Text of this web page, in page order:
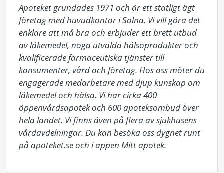
Apoteket grundades 1971 och är ett statligt ägt
företag med huvudkontor i Solna. Vi vill göra det
enklare att må bra och erbjuder ett brett utbud
av läkemedel, noga utvalda hälsoprodukter och
kvalificerade farmaceutiska tjänster till
konsumenter, vård och företag. Hos oss möter du
engagerade medarbetare med djup kunskap om
läkemedel och hälsa. Vi har cirka 400
öppenvårdsapotek och 600 apoteksombud över
hela landet. Vi finns även på flera av sjukhusens
vårdavdelningar. Du kan besöka oss dygnet runt
på apoteket.se och i appen Mitt apotek.